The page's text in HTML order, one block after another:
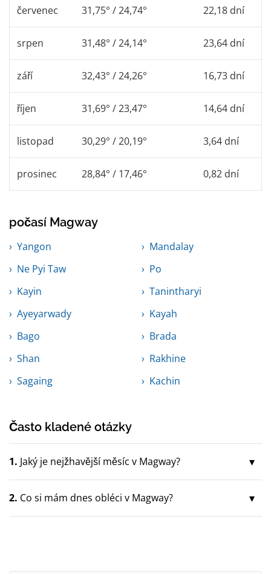
červenec 31,75° / 24,74° 22,18 dní
srpen 31,48° / 24,14° 23,64 dní
září 32,43° / 24,26° 16,73 dní
říjen 31,69° / 23,47° 14,64 dní
listopad 30,29° / 20,19° 3,64 dní
prosinec 28,84° / 17,46° 0,82 dní
počasí Magway
Yangon
Mandalay
Ne Pyi Taw
Po
Kayin
Tanintharyi
Ayeyarwady
Kayah
Bago
Brada
Shan
Rakhine
Sagaing
Kachin
Často kladené otázky
1. Jaký je nejžhavější měsíc v Magway?
2. Co si mám dnes obléci v Magway?